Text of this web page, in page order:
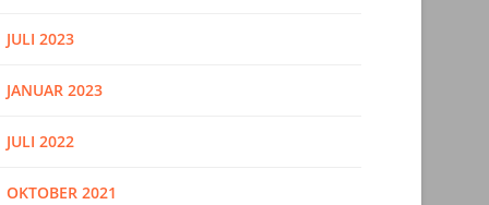
JULI 2023
JANUAR 2023
JULI 2022
OKTOBER 2021